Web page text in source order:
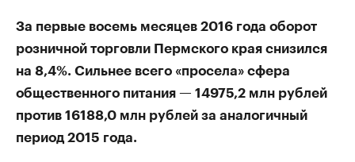
За первые восемь месяцев 2016 года оборот
розничной торговли Пермского края снизился
на 8,4%. Сильнее всего «просела» сфера
общественного питания — 14975,2 млн рублей
против 16188,0 млн рублей за аналогичный
период 2015 года.